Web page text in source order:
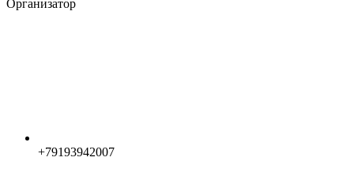
Организатор
+79193942007